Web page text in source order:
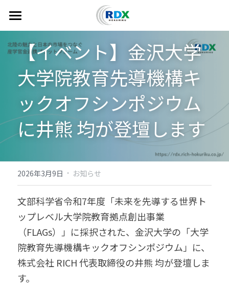
トップ
北陸コネクト
北陸の魅力
note
ニュース
相談・お問い合わせ
【イベント】金沢大学
大学院教育先導機構キ
ックオフシンポジウム
に井熊 均が登壇します
2026年3月9日 · お知らせ
文部科学省令和7年度「未来を先導する世界ト
ップレベル大学院教育拠点創出事業
（FLAGs）」に採択された、金沢大学の「大学
院教育先導機構キックオフシンポジウム」に、
株式会社 RICH 代表取締役の井熊 均が登壇しま
す。